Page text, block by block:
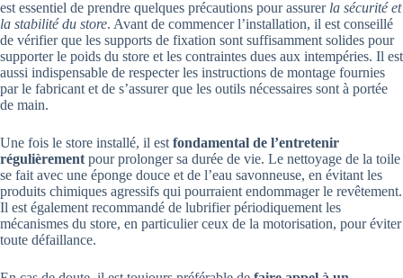
est essentiel de prendre quelques précautions pour assurer la sécurité et
la stabilité du store. Avant de commencer l’installation, il est conseillé
de vérifier que les supports de fixation sont suffisamment solides pour
supporter le poids du store et les contraintes dues aux intempéries. Il est
aussi indispensable de respecter les instructions de montage fournies
par le fabricant et de s’assurer que les outils nécessaires sont à portée
de main.
Une fois le store installé, il est fondamental de l’entretenir
régulièrement pour prolonger sa durée de vie. Le nettoyage de la toile
se fait avec une éponge douce et de l’eau savonneuse, en évitant les
produits chimiques agressifs qui pourraient endommager le revêtement.
Il est également recommandé de lubrifier périodiquement les
mécanismes du store, en particulier ceux de la motorisation, pour éviter
toute défaillance.